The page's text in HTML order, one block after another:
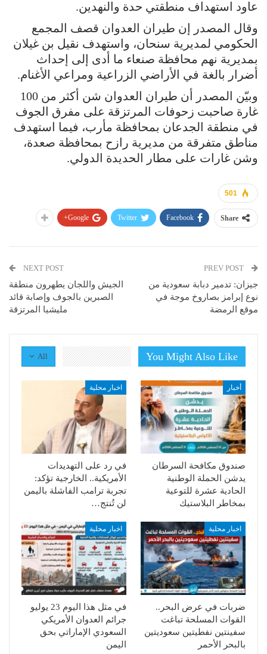
عاود استهداف منطقتي حدة والنهدين.
وقال المصدر إن طيران العدوان قصف المجمع
الحكومي لمديرية سنحان، واستهدف نقيل بن غيلان
بمديرية نهم محافظة صنعاء ما أدى إلى إحداث
أضرار بالغة في الأراضي الزراعية ومراعي الأغنام.
وبيّن المصدر أن طيران العدوان شن أكثر من 100
غارة صاحبت زحوفات المرتزقة على مفرق الجوف
في منطقة الجدعان بمحافظة مأرب، فيما استهدف
مناطق متفرقة من مديرية رازح بمحافظة صعدة،
وشن غارات على مطار الحديدة الدولي.
501
Share
Facebook
Twitter
Google+
جيزان: تدمير دبابة سعودية من
نوع إبرامز بصاروخ موجة في
موقع الرمضة
NEXT POST
الجيش واللجان يطهرون منطقة
الصبرين بالجوف وإصابة قائد
مليشيا المرتزقة
All You Might Also Like
أخبار
صندوق مكافحة السرطان
يدشن الحملة الوطنية
الحادية عشرة للتوعية
بمخاطر البلاستيك
اخبار محلية
في رد على التهديدات
الأمريكية.. الخارجية تؤكد:
تجربة ترامب الفاشلة باليمن
لن تُنتج…
اخبار محلية
ضربات في عرض البحر..
القوات المسلحة تباغت
سفينتين نفطيتين سعوديتين
بالبحر الأحمر
اخبار محلية
في مثل هذا اليوم 23 يوليو
جرائم العدوان الأمريكي
السعودي الإماراتي بحق
اليمن